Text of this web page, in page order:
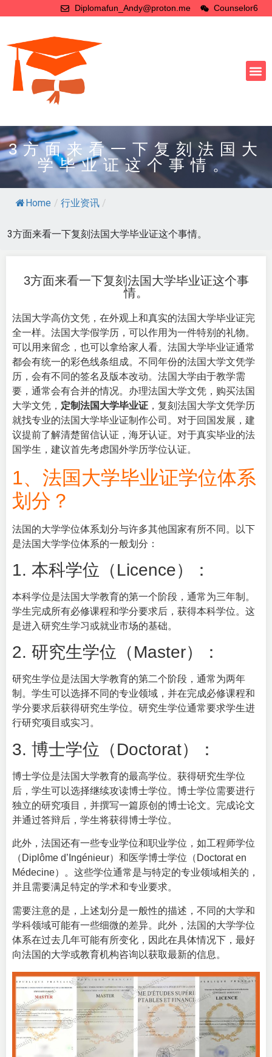
Diplomafun_Andy@proton.me Counselor6
3方面来看一下复刻法国大
学毕业证这个事情。
Home / 行业资讯 /
3方面来看一下复刻法国大学毕业证这个事情。
3方面来看一下复刻法国大学毕业证这个事
情。
法国大学高仿文凭，在外观上和真实的法国大学毕业证完
全一样。法国大学假学历，可以作用为一件特别的礼物。
可以用来留念，也可以拿给家人看。法国大学毕业证通常
都会有统一的彩色线条组成。不同年份的法国大学文凭学
历，会有不同的签名及版本改动。法国大学由于教学需
要，通常会有合并的情况。办理法国大学文凭，购买法国
大学文凭， 定制法国大学毕业证 ，复刻法国大学文凭学历
就找专业的法国大学毕业证制作公司。对于回国发展，建
议提前了解清楚留信认证，海牙认证。对于真实毕业的法
国学生，建议首先考虑国外学历学位认证。
1、法国大学毕业证学位体系
划分？
法国的大学学位体系划分与许多其他国家有所不同。以下
是法国大学学位体系的一般划分：
1. 本科学位（Licence）：
本科学位是法国大学教育的第一个阶段，通常为三年制。
学生完成所有必修课程和学分要求后，获得本科学位。这
是进入研究生学习或就业市场的基础。
2. 研究生学位（Master）：
研究生学位是法国大学教育的第二个阶段，通常为两年
制。学生可以选择不同的专业领域，并在完成必修课程和
学分要求后获得研究生学位。研究生学位通常要求学生进
行研究项目或实习。
3. 博士学位（Doctorat）：
博士学位是法国大学教育的最高学位。获得研究生学位
后，学生可以选择继续攻读博士学位。博士学位需要进行
独立的研究项目，并撰写一篇原创的博士论文。完成论文
并通过答辩后，学生将获得博士学位。
此外，法国还有一些专业学位和职业学位，如工程师学位
（Diplôme d’Ingénieur）和医学博士学位（Doctorat en
Médecine）。这些学位通常是与特定的专业领域相关的，
并且需要满足特定的学术和专业要求。
需要注意的是，上述划分是一般性的描述，不同的大学和
学科领域可能有一些细微的差异。此外，法国的大学学位
体系在过去几年可能有所变化，因此在具体情况下，最好
向法国的大学或教育机构咨询以获取最新的信息。